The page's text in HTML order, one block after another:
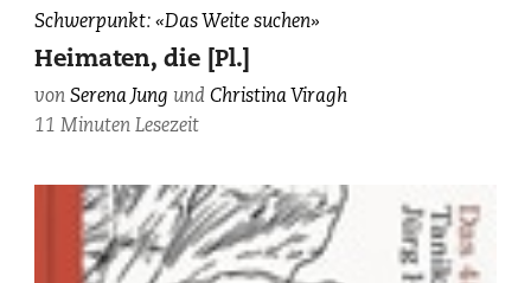
Christina
mit
Marie,
photographiert
Serena
Schwerpunkt: «Das Weite suchen»
Heimaten, die [Pl.]
vonSerena Jung undChristina Viragh
11 Minuten Lesezeit